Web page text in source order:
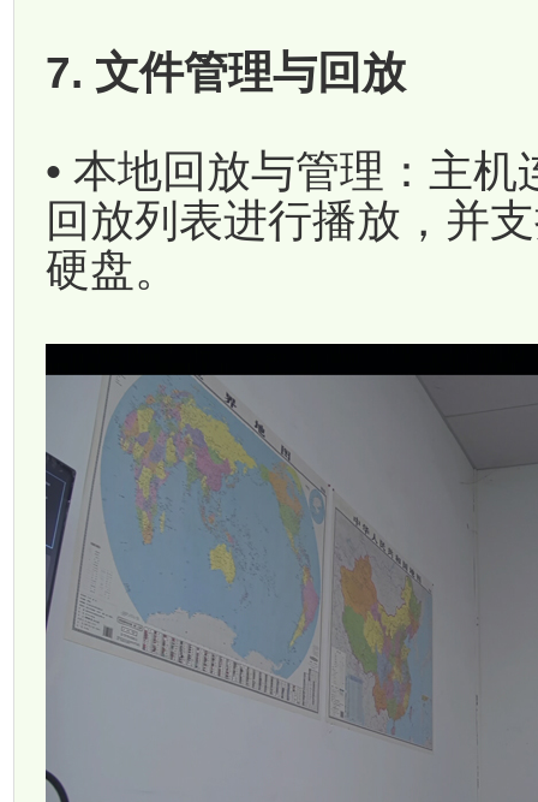
7. 文件管理与回放
• 本地回放与管理：主
回放列表进行播放，并
硬盘。